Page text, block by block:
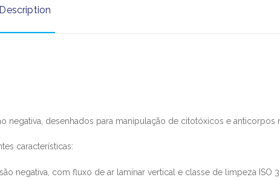
Description
negativa, desenhados para manipulação de citotóxicos e
características:
negativa, com fluxo de ar laminar vertical e classe de limpeza ISO